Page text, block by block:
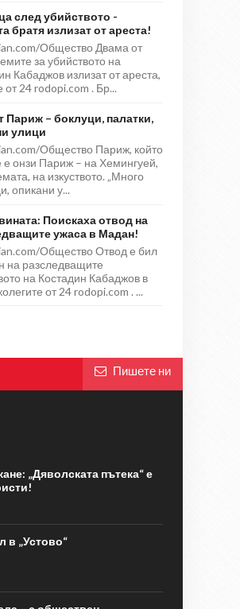
след убийството -
братя излизат от ареста!
Общество Двама от
за убийството на
Кабаджов излизат от ареста,
24 rodopi.com . Бр...
Париж – боклуци, палатки,
улици
Общество Париж, който
е онзи Париж – на Хемингуей,
на изкуството. „Много
опикани у...
Поискаха отвод на
ужаса в Мадан!
Общество Отвод е бил
на разследващите
на Костадин Кабаджов в
от 24 rodopi.com . ...
Пишете ни
„Дяволската пътека“ е
в „Устово“